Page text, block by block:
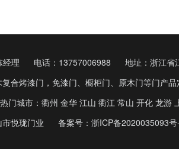
经理 电话：13757006988
地址：浙江省
合烤漆门，免漆门、橱柜门、原木门等门产品
热门城市：衢州 金华 江山 衢江 常山 开化 龙游
悦珑门业
备案号： 浙ICP备2020035093号